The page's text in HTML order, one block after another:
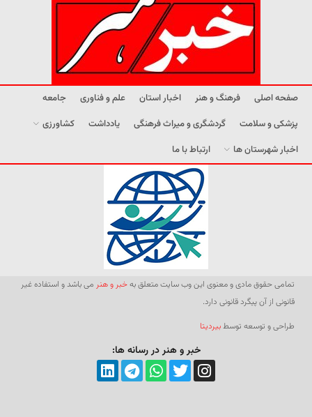
صفحه اصلی فرهنگ و هنر اخبار استان علم و فناوری
جامعه
پزشکی و سلامت
گردشگری و میراث فرهنگی یادداشت
کشاورزی
اخبار شهرستان ها
ارتباط با ما
تمامی حقوق مادی و معنوی این وب سایت متعلق بهخبر و هنر می باشد و استفاده غیر
قانونی از آن پیگرد قانونی دارد.
طراحی و توسعه توسطبیردیتا
خبر و هنر در رسانه ها: